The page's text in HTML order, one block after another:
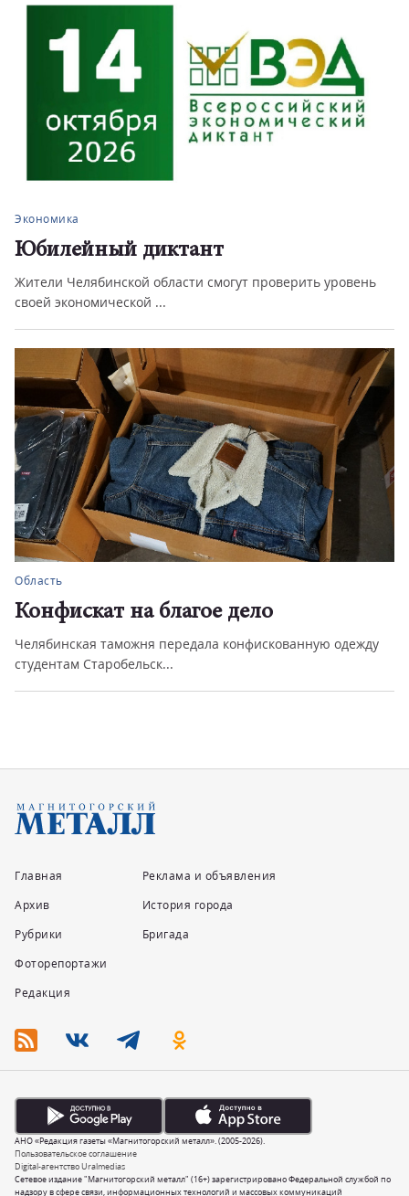
Экономика
Юбилейный диктант
Жители Челябинской области смогут проверить уровень
своей экономической ...
Область
Конфискат на благое дело
Челябинская таможня передала конфискованную одежду
студентам Старобельск...
Главная
Архив
Рубрики
Фоторепортажи
Редакция
Реклама и объявления
История города
Бригада
Сетевое издание "Магнитогорский металл" (16+) зарегистрировано Федеральной службой по
надзору в сфере связи, информационных технологий и массовых коммуникаций
Пользовательское соглашение
Digital-агентство Uralmedias
АНО «Редакция газеты «Магнитогорский металл». (2005-2026).